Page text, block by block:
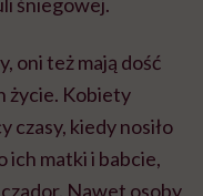
oni też mają dość
życie. Kobiety
czasy, kiedy nosiło
ich matki i babcie,
Nawet osoby